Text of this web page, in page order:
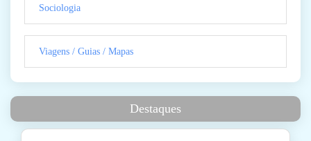
Sociologia
Viagens / Guias / Mapas
Destaques